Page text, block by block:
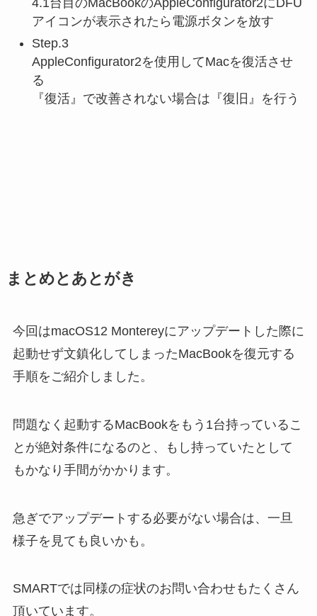
4.1台目のMacBookのAppleConfigurator2にDFU
アイコンが表示されたら電源ボタンを放す
Step.3
AppleConfigurator2を使用してMacを復活させ
る
『復活』で改善されない場合は『復旧』を行う
まとめとあとがき
今回はmacOS12 Montereyにアップデートした際に
起動せず文鎮化してしまったMacBookを復元する
手順をご紹介しました。
問題なく起動するMacBookをもう1台持っているこ
とが絶対条件になるのと、もし持っていたとして
もかなり手間がかかります。
急ぎでアップデートする必要がない場合は、一旦
様子を見ても良いかも。
SMARTでは同様の症状のお問い合わせもたくさん
頂いています。